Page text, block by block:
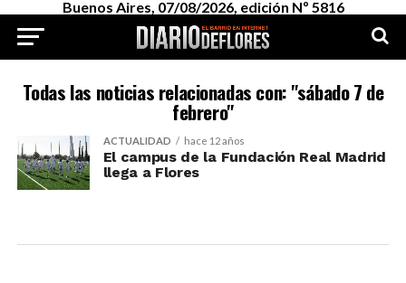
Buenos Aires, 07/08/2026, edición Nº 5816
Todas las noticias relacionadas con: "sábado 7 de
febrero"
ACTUALIDAD hace 12 años
El campus de la Fundación Real Madrid
llega a Flores